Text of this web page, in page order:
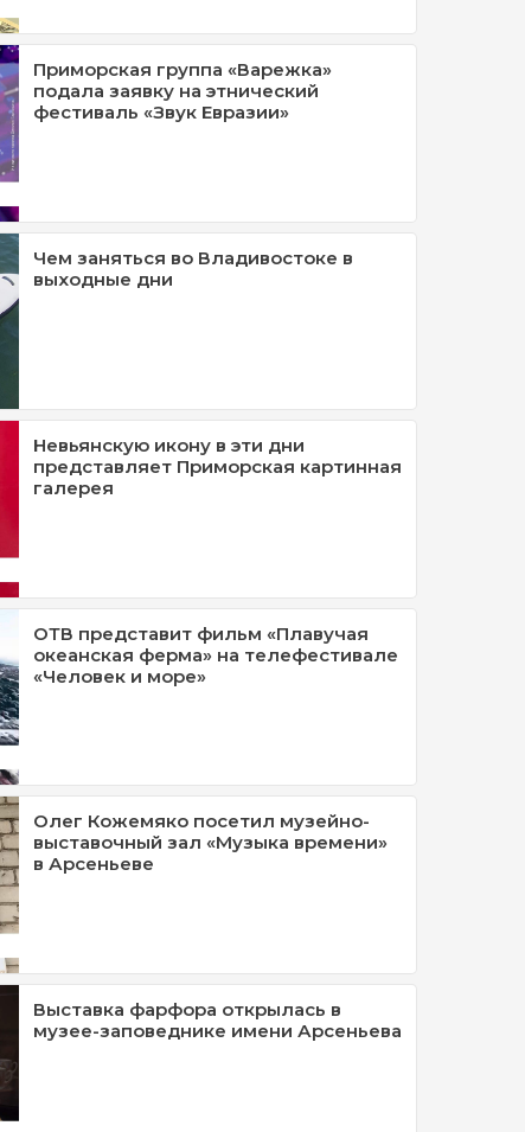
Приморская группа «Варежка»
подала заявку на этнический
фестиваль «Звук Евразии»
Чем заняться во Владивостоке в
выходные дни
Невьянскую икону в эти дни
представляет Приморская картинная
галерея
ОТВ представит фильм «Плавучая
океанская ферма» на телефестивале
«Человек и море»
Олег Кожемяко посетил музейно-
выставочный зал «Музыка времени»
в Арсеньеве
Выставка фарфора открылась в
музее-заповеднике имени Арсеньева